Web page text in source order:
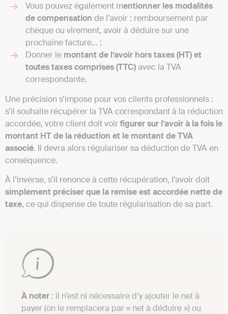
Vous pouvez également mentionner les modalités
de compensation de l’avoir : remboursement par
chèque ou virement, avoir à déduire sur une
prochaine facture… ;
Donner le montant de l’avoir hors taxes (HT) et
toutes taxes comprises (TTC)avec la TVA
correspondante.
Une précision s’impose pour vos clients professionnels :
s’il souhaite récupérer la TVA correspondant à la réduction
accordée, votre client doit voirfigurer sur l’avoir à la fois le
montant HT de la réduction et le montant de TVA
associé. Il devra alors régulariser sa déduction de TVA en
conséquence.
À l’inverse, s’il renonce à cette récupération, l’avoir doit
simplement préciser que la remise est accordée nette de
taxe, ce qui dispense de toute régularisation de sa part.
À noter : il n’est ni nécessaire d’y ajouter le net à
payer (on le remplacera par « net à déduire ») ou